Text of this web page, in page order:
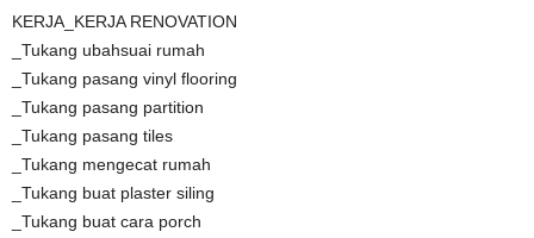
KERJA_KERJA RENOVATION
_Tukang ubahsuai rumah
_Tukang pasang vinyl flooring
_Tukang pasang partition
_Tukang pasang tiles
_Tukang mengecat rumah
_Tukang buat plaster siling
_Tukang buat cara porch